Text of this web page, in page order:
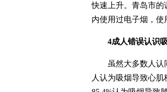
快速上升。青岛市的
内使用过电子烟，使
4成人错误认识吸
虽然大多数人认同
人认为吸烟导致心肌